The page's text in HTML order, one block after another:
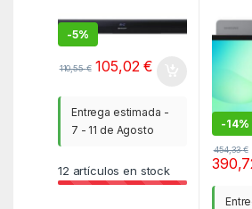
W
-5%
110,55€ 105,02€
Entrega estimada -
7 - 11 de Agosto
12 artículos en stock
-14%
454,33€